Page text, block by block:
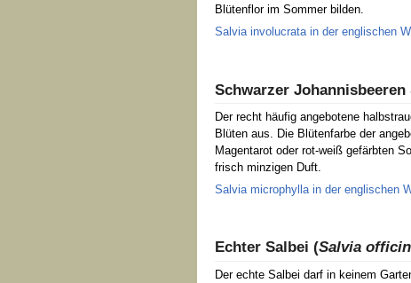
Blütenflor im Sommer bilden.
Salvia involucrata in der englischen
Schwarzer Johannisbeeren
Der recht häufig angebotene
Blüten aus. Die Blütenfarbe der
Magentarot oder rot-weiß gefärbten
frisch minzigen Duft.
Salvia microphylla in der englischen
Echter Salbei (Salvia
Der echte Salbei darf in keinem